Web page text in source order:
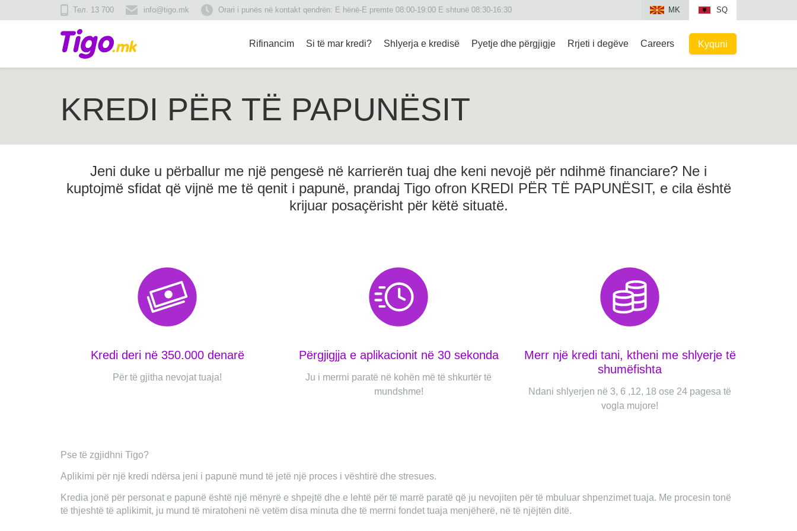
Тел. 13 700 info@tigo.mk Orari i punës në kontakt qendrën: Е hënë-E premte 08:00-19:00 E shtunë 08:30-16:30 MK SQ
Rifinancim Si të mar kredi? Shlyerja e kredisë Pyetje dhe përgjigje Rrjeti i degëve Careers Kyquni
KREDI PËR TË PAPUNËSIT
Jeni duke u përballur me një pengesë në karrierën tuaj dhe keni nevojë për ndihmë financiare? Ne i
kuptojmë sfidat që vijnë me të qenit i papunë, prandaj Tigo ofron KREDI PËR TË PAPUNËSIT, e cila është
krijuar posaçërisht për këtë situatë.
Kredi deri në 350.000 denarë
Për të gjitha nevojat tuaja!
Përgjigjja e aplikacionit në 30 sekonda
Ju i merrni paratë në kohën më të shkurtër të
mundshme!
Merr një kredi tani, ktheni me shlyerje të
shumëfishta
Ndani shlyerjen në 3, 6 ,12, 18 ose 24 pagesa të
vogla mujore!
Pse të zgjidhni Tigo?
Aplikimi për një kredi ndërsa jeni i papunë mund të jetë një proces i vështirë dhe stresues.
Kredia jonë për personat e papunë është një mënyrë e shpejtë dhe e lehtë për të marrë paratë që ju nevojiten për të mbuluar shpenzimet tuaja. Me procesin tonë
të thjeshtë të aplikimit, ju mund të miratoheni në vetëm disa minuta dhe të merrni fondet tuaja menjëherë, në të njëjtën ditë.